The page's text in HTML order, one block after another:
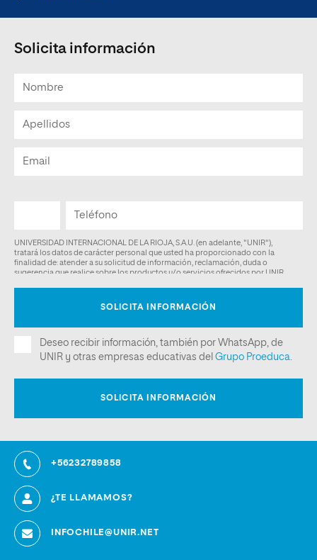
Solicita información
+56232789858
¿TE LLAMAMOS?
INFOCHILE@UNIR.NET